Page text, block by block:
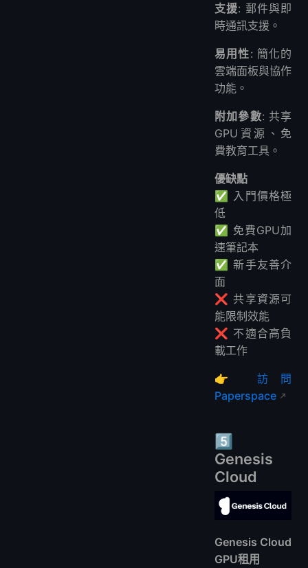
支援: 郵件與即
時通訊支援。
易用性: 簡化的
雲端面板與協作
功能。
附加參數: 共享
GPU資源、免
費教育工具。
優缺點
✅ 入門價格極
低
✅ 免費GPU加
速筆記本
✅ 新手友善介
面
❌ 共享資源可
能限制效能
❌ 不適合高負
載工作
👉 訪問
Paperspace
5️⃣
Genesis
Cloud
Genesis Cloud
GPU租用